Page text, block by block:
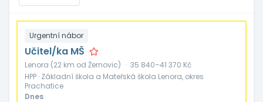
Urgentní nábor
Učitel/ka MŠ
Lenora (22 km od Žernovic) · 35 840–41 370 Kč
HPP · Základní škola a Mateřská škola Lenora, okres
Prachatice
Dnes